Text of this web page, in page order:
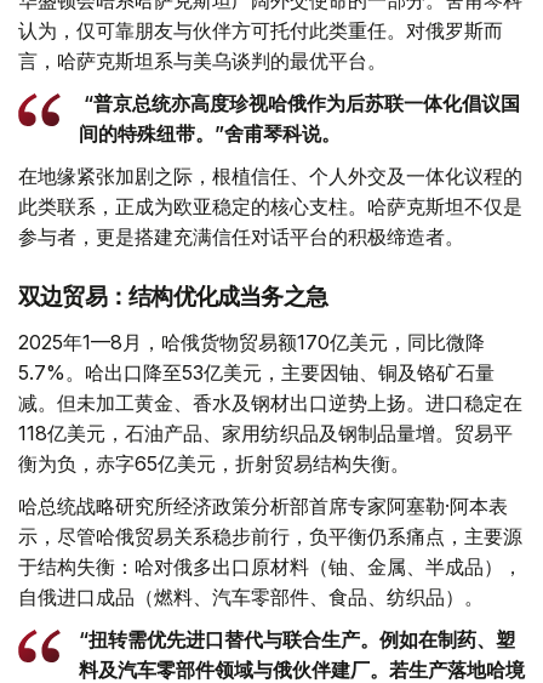
认为，仅可靠朋友与伙伴方可托付此类重任。对俄罗斯而
言，哈萨克斯坦系与美乌谈判的最优平台。
“普京总统亦高度珍视哈俄作为后苏联一体化倡议国
间的特殊纽带。”舍甫琴科说。
在地缘紧张加剧之际，根植信任、个人外交及一体化议程的
此类联系，正成为欧亚稳定的核心支柱。哈萨克斯坦不仅是
参与者，更是搭建充满信任对话平台的积极缔造者。
双边贸易：结构优化成当务之急
2025年1—8月，哈俄货物贸易额170亿美元，同比微降
5.7%。哈出口降至53亿美元，主要因铀、铜及铬矿石量
减。但未加工黄金、香水及钢材出口逆势上扬。进口稳定在
118亿美元，石油产品、家用纺织品及钢制品量增。贸易平
衡为负，赤字65亿美元，折射贸易结构失衡。
哈总统战略研究所经济政策分析部首席专家阿塞勒·阿本表
示，尽管哈俄贸易关系稳步前行，负平衡仍系痛点，主要源
于结构失衡：哈对俄多出口原材料（铀、金属、半成品），
自俄进口成品（燃料、汽车零部件、食品、纺织品）。
“扭转需优先进口替代与联合生产。例如在制药、塑
料及汽车零部件领域与俄伙伴建厂。若生产落地哈境